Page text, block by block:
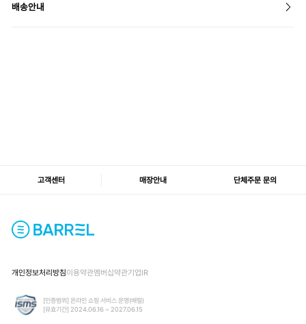
배송안내
고객센터 매장안내 단체주문 문의
개인정보처리방침이용약관멤버십약관기업IR
[인증범위] 온라인 쇼핑 서비스 운영(배럴)
[유효기간] 2024.06.16 ~ 2027.06.15